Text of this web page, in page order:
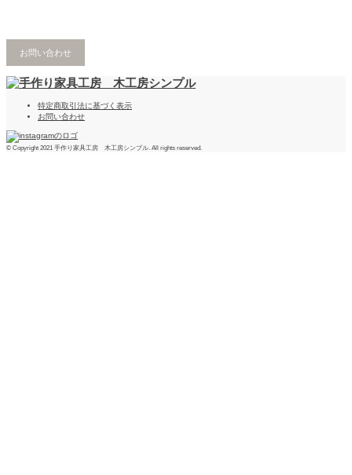
お問い合わせ
特定商取引法に基づく表示
お問い合わせ
© Copyright 2021 手作り家具工房 木工房シンプル. All rights reserved.